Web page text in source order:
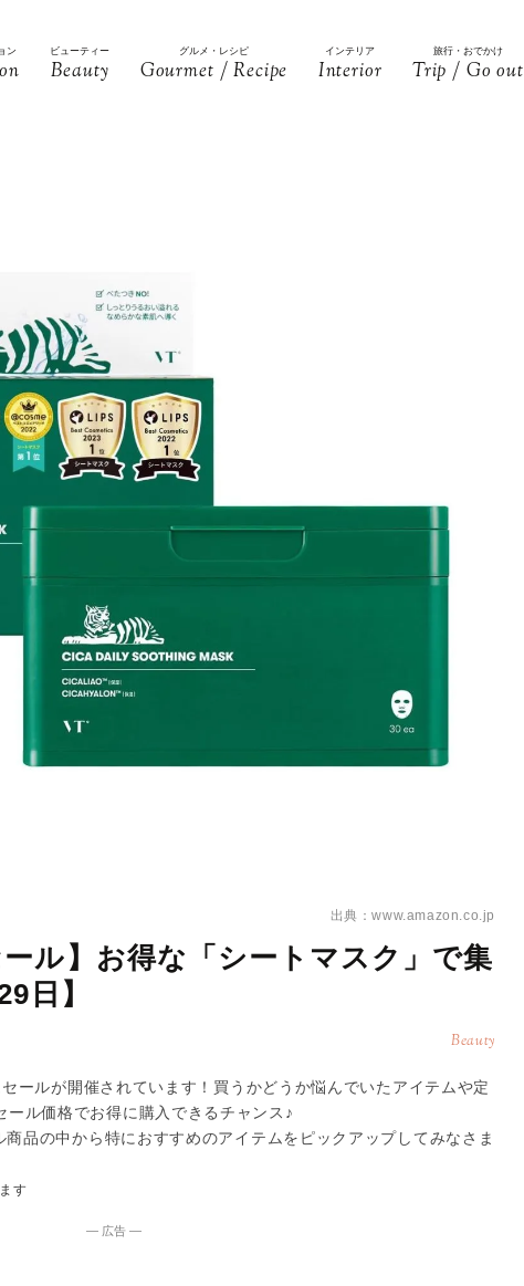
ン ビューティー
Beauty
グルメ・レシピ
Gourmet / Recipe
インテリア
Interior
旅行・おでかけ
Trip / Go out
出典：www.amazon.co.jp
ル】お得な「シートマスク」で集
日】
Beauty
ールが開催されています！買うかどうか悩んでいたアイテムや定
ル価格でお得に購入できるチャンス♪
品の中から特におすすめのアイテムをピックアップしてみなさま
す
― 広告 ―